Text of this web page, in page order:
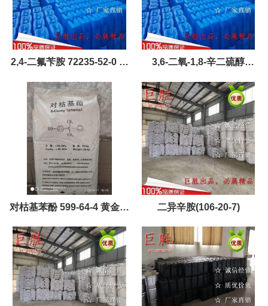
2,4-二氟苄胺 72235-52-0 产
品，现货，优势供应
3,6-二氧-1,8-辛二硫醇
（14970-87-7）黄金产品现
货，优势供应
对枯基苯酚 599-64-4 黄金产
品，现货，优势供应
二异辛胺(106-20-7)